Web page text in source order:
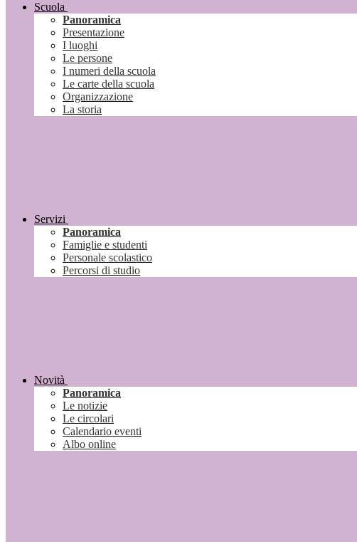
Scuola
Panoramica
Presentazione
I luoghi
Le persone
I numeri della scuola
Le carte della scuola
Organizzazione
La storia
Servizi
Panoramica
Famiglie e studenti
Personale scolastico
Percorsi di studio
Novità
Panoramica
Le notizie
Le circolari
Calendario eventi
Albo online